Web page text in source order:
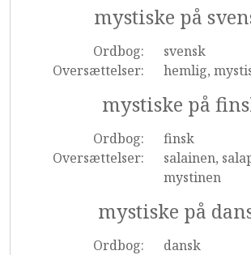
mystiske på
Ordbog:
svensk
Oversættelser:
hemlig,
mystiske på
Ordbog:
finsk
Oversættelser:
salainen,
mystinen
mystiske på
Ordbog:
dansk